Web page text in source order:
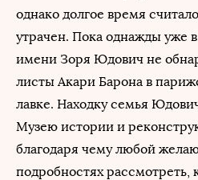
однако долгое время
утрачен. Пока однажды уже
имени Зоря Юдович не
листы Акари Барона в
лавке. Находку семья
Музею истории и
благодаря чему любой
подробностях рассмотреть,